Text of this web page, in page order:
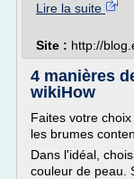
Lire la suite
Site : http://
4 manières
wikiHow
Faites votre
les brumes
Dans l'idéal,
couleur de peau.